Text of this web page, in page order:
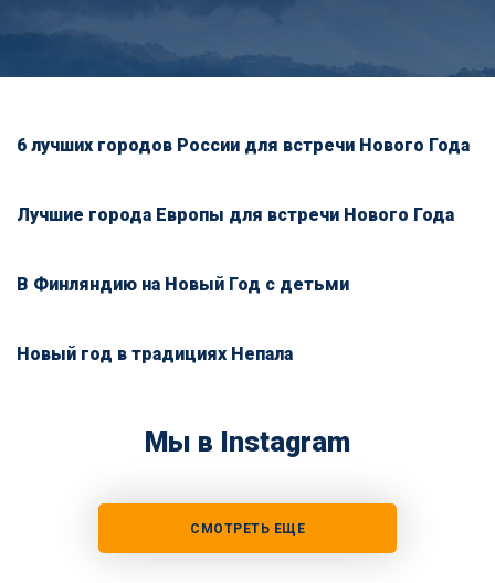
6 лучших городов России для встречи Нового Года
Лучшие города Европы для встречи Нового Года
В Финляндию на Новый Год с детьми
Новый год в традициях Непала
Мы в Instagram
СМОТРЕТЬ ЕЩЕ